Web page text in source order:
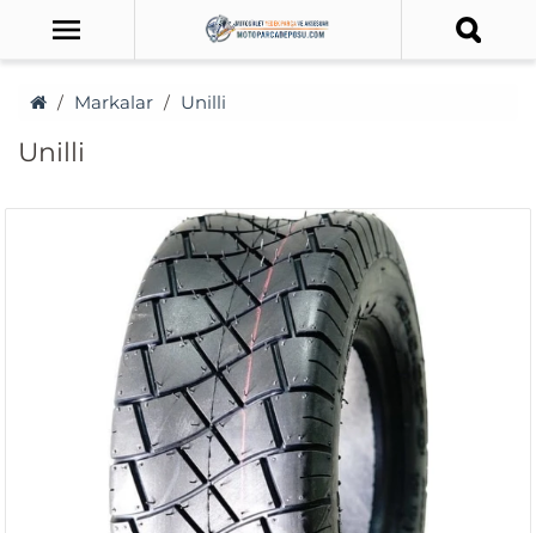
Markalar Unilli
Unilli